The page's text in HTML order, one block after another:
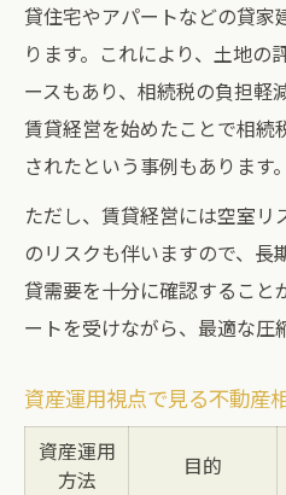
貸住宅やアパートなどの貸家
ります。これにより、土地の
ースもあり、相続税の負担軽
賃貸経営を始めたことで相続
されたという事例もあります。
ただし、賃貸経営には空室
のリスクも伴いますので、長
貸需要を十分に確認すること
ートを受けながら、最適な圧
資産運用視点で見る不動産
資産運用
方法
目的